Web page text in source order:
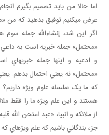
اما حالا من بايد تصميم بگيرم
عرض مي کنيم توفيق بدهيد که من
اگر اين شد، إن شاءالله جمله
«محتمل» جمله خبريه است به
و ادعيه و اينها جمله خبريه
«محتمل» نه يعني احتمال بدهم.
که ما يک سلسله علوم ويژه
هستند و اين علم ويژه ما را فقط
از ملائکه و انبيا، «عبد امتحن الله
جزء بندگاني باشيم که علم ويژه اي